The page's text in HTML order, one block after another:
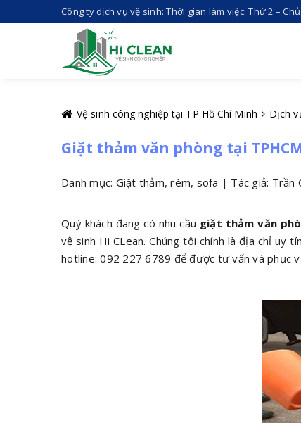
Công ty dịch vụ vệ sinh: Thời gian làm việc: Thứ 2 –
Vệ sinh công nghiệp tại TP Hồ Chí Minh Dịch
Giặt thảm văn phòng tại
Danh mục: Giặt thảm, rèm, sofa | Tác giả:
Quý khách đang có nhu cầu giặt thảm văn
vệ sinh Hi CLean. Chúng tôi chính là địa chỉ uy
hotline: 092 227 6789 để được tư vấn và phục